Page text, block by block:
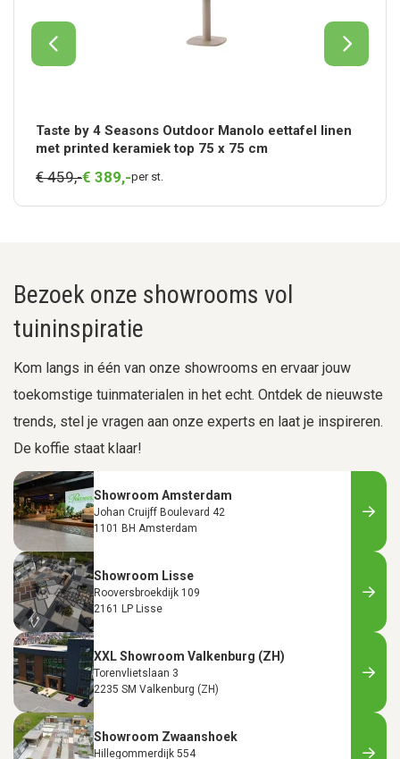
Taste by 4 Seasons Outdoor Manolo eettafel linen
met printed keramiek top 75 x 75 cm
€ 459,-€ 389,-per st.
Bezoek onze showrooms vol
tuininspiratie
Kom langs in één van onze showrooms en ervaar jouw
toekomstige tuinmaterialen in het echt. Ontdek de nieuwste
trends, stel je vragen aan onze experts en laat je inspireren.
De koffie staat klaar!
Showroom Amsterdam
Johan Cruijff Boulevard 42
1101 BH Amsterdam
Showroom Lisse
Rooversbroekdijk 109
2161 LP Lisse
XXL Showroom Valkenburg (ZH)
Torenvlietslaan 3
2235 SM Valkenburg (ZH)
Showroom Zwaanshoek
Hillegommerdijk 554